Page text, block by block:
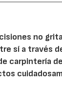
no
sí a través
carpintería